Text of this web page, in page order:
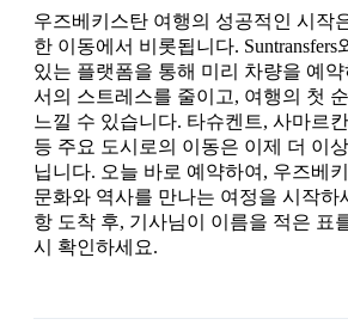
우즈베키스탄 여행의 성공적인 시작
한 이동에서 비롯됩니다. Suntransfers
있는 플랫폼을 통해 미리 차량을 예약
서의 스트레스를 줄이고, 여행의 첫
느낄 수 있습니다. 타슈켄트, 사마르
등 주요 도시로의 이동은 이제 더 이
닙니다. 오늘 바로 예약하여, 우즈베
문화와 역사를 만나는 여정을 시작하
항 도착 후, 기사님이 이름을 적은 표
시 확인하세요.